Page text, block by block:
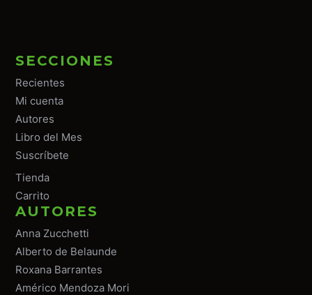
SECCIONES
Recientes
Mi cuenta
Autores
Libro del Mes
Suscríbete
Tienda
Carrito
AUTORES
Anna Zucchetti
Alberto de Belaunde
Roxana Barrantes
Américo Mendoza Mori